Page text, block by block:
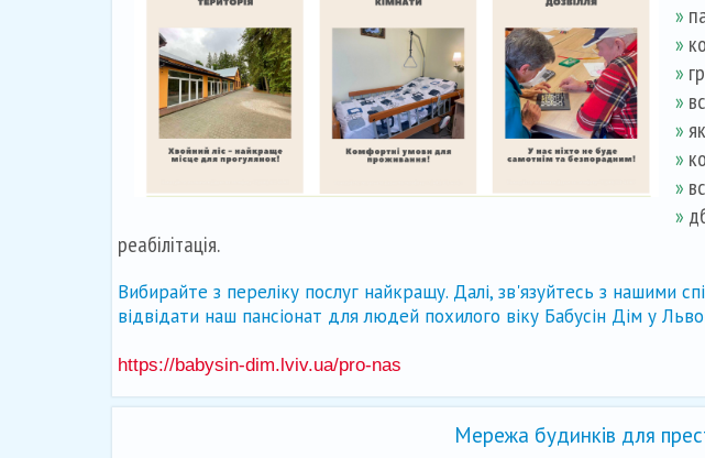
»
»
»
»
»
»
»
»
реабілітація.
Вибирайте з переліку послуг найкращу. Далі, зв'язуйтесь з нашими
відвідати наш пансіонат для людей похилого віку Бабусін Дім у
https://babysin-dim.lviv.ua/pro-nas
Мережа будинків для